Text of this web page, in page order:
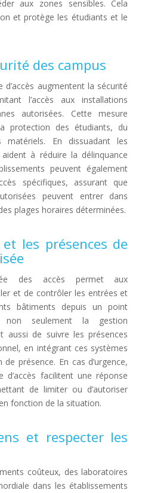
aux zones sensibles. Cela
et protège les étudiants et le
des campus
augmentent la sécurité
l’accès aux installations
autorisées. Cette mesure
protection des étudiants, du
En dissuadant les
à réduire la délinquance
peuvent également
spécifiques, assurant que
peuvent entrer dans
plages horaires déterminées.
les présences de
des accès permet aux
et de contrôler les entrées et
bâtiments depuis un point
non seulement la gestion
aussi de suivre les présences
en intégrant ces systèmes
présence. En cas d’urgence,
facilitent une réponse
de limiter ou d’autoriser
fonction de la situation.
et respecter les
coûteux, des laboratoires
dans les établissements